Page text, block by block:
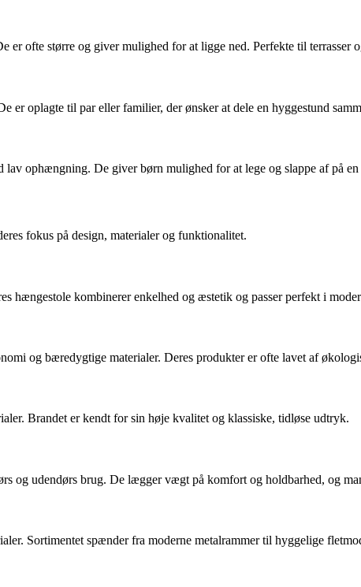
ofte større og giver mulighed for at ligge ned. Perfekte til terrasser
er oplagte til par eller familier, der ønsker at dele en hyggestund
ophængning. De giver børn mulighed for at lege og slappe af på
fokus på design, materialer og funktionalitet.
hængestole kombinerer enkelhed og æstetik og passer perfekt i
og bæredygtige materialer. Deres produkter er ofte lavet af
Brandet er kendt for sin høje kvalitet og klassiske, tidløse udtryk.
og udendørs brug. De lægger vægt på komfort og holdbarhed, og
Sortimentet spænder fra moderne metalrammer til hyggelige